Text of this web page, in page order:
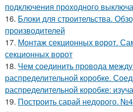
подключения проходного
16. Блоки для строительства.
производителей
17. Монтаж секционных ворот.
секционных ворот
18. Чем соединить провода
распределительной коробке.
распределительной коробке:
19. Построить сарай недорого.